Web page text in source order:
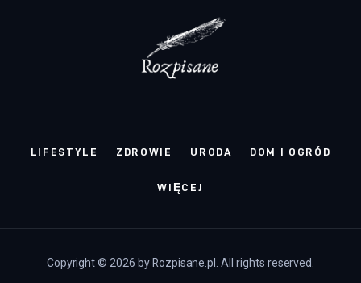
LIFESTYLE ZDROWIE URODA DOM I OGRÓD
WIĘCEJ
Copyright © 2026 by Rozpisane.pl. All rights reserved.